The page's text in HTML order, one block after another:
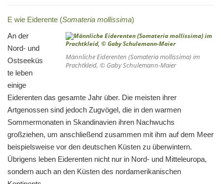
E wie Eiderente (Somateria mollissima)
Männliche Eiderenten (Somateria mollissima) im
Prachtkleid, © Gaby Schulemann-Maier
An der
Nord- und
Ostseeküs
te leben
einige
Eiderenten das gesamte Jahr über. Die meisten ihrer
Artgenossen sind jedoch Zugvögel, die in den warmen
Sommermonaten in Skandinavien ihren Nachwuchs
großziehen, um anschließend zusammen mit ihm auf dem Meer
beispielsweise vor den deutschen Küsten zu überwintern.
Übrigens leben Eiderenten nicht nur in Nord- und Mitteleuropa,
sondern auch an den Küsten des nordamerikanischen